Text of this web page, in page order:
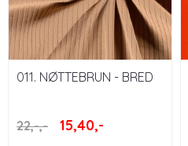
011. NØTTEBRUN - BRED
22,-,-
15,40,-